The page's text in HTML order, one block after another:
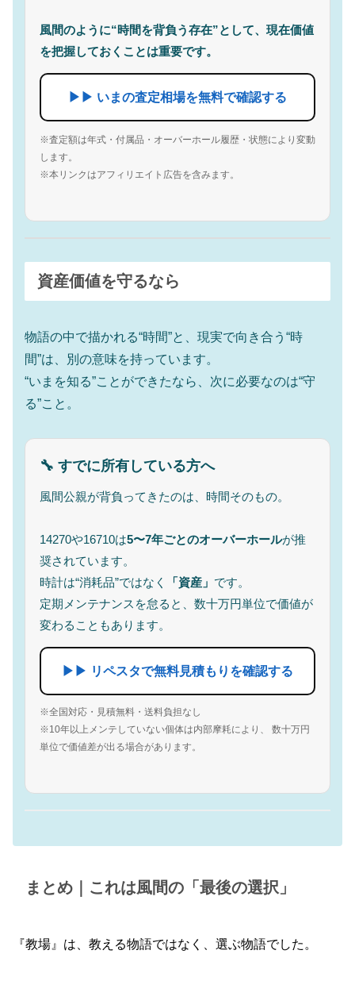
風間のように“時間を背負う存在”として、現在価値
を把握しておくことは重要です。
▶▶ いまの査定相場を無料で確認する
※査定額は年式・付属品・オーバーホール履歴・状態により変動
します。
※本リンクはアフィリエイト広告を含みます。
資産価値を守るなら
物語の中で描かれる“時間”と、現実で向き合う“時
間”は、別の意味を持っています。
“いまを知る”ことができたなら、次に必要なのは“守
る”こと。
🔧 すでに所有している方へ
風間公親が背負ってきたのは、時間そのもの。
14270や16710は5〜7年ごとのオーバーホールが推
奨されています。
時計は“消耗品”ではなく
「資産」 です。
定期メンテナンスを怠ると、数十万円単位で価値が
変わることもあります。
▶▶ リペスタで無料見積もりを確認する
※全国対応・見積無料・送料負担なし
※10年以上メンテしていない個体は内部摩耗により、 数十万円
単位で価値差が出る場合があります。
まとめ｜これは風間の「最後の選択」
『教場』は、教える物語ではなく、選ぶ物語でした。